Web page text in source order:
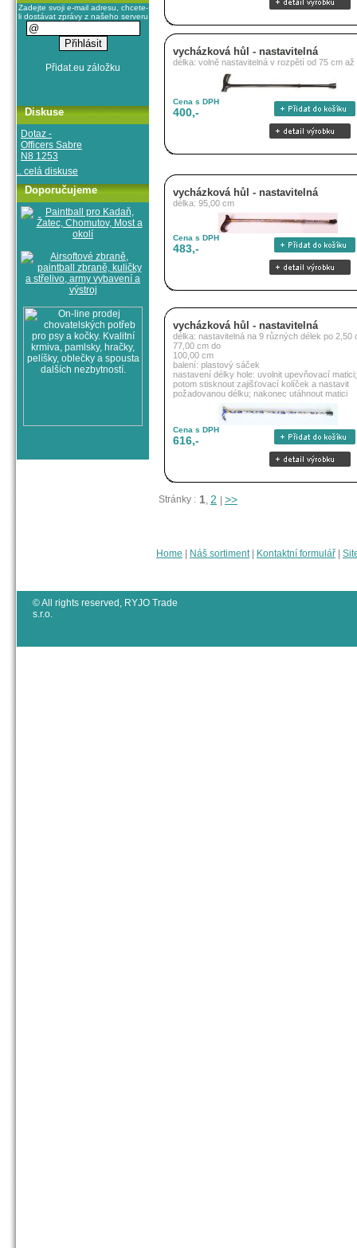
vycházková hůl - nastavitelná
délka: volně nastavitelná v rozpětí od 75 cm až
Cena s DPH
400,-
vycházková hůl - nastavitelná
délka: 95,00 cm
Cena s DPH
483,-
vycházková hůl - nastavitelná
délka: nastavitelná na 9 různých délek po 2,50
77,00 cm do
100,00 cm
balení: plastový sáček
nastavení délky hole: uvolnit upevňovací matici;
potom stisknout zajišťovací kolíček a nastavit
požadovanou délku; nakonec utáhnout matici
Cena s DPH
616,-
Stránky : 1, 2 >>
Home Náš sortiment| Kontaktní formulář
Zadejte svoji e-mail adresu, chcete-
li dostávat zprávy z našeho serveru
Diskuse
Dotaz -
Officers Sabre
N8 1253
.. celá diskuse
Doporučujeme
© All rights reserved, RYJO Trade
s.r.o.